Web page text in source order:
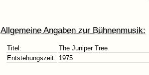
Allgemeine Angaben zur Bühnenmusik:
Titel:
The Juniper Tree
Entstehungszeit: 1975